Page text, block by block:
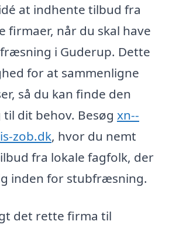
at indhente tilbud fra
firmaer, når du skal have
i Guderup. Dette
for at sammenligne
så du kan finde den
dit behov. Besøg xn--
zob.dk, hvor du nemt
fra lokale fagfolk, der
inden for stubfræsning.
det rette firma til